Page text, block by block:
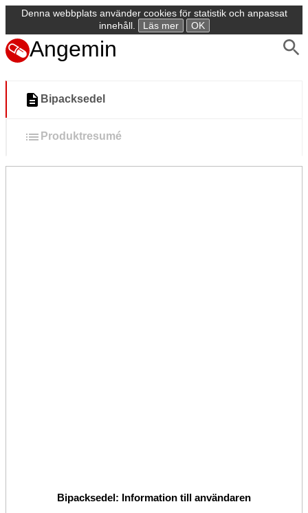
Denna webbplats använder cookies för statistik och anpassat
innehåll.
Läs mer OK
Angemin
Bipacksedel
Produktresumé
Bipacksedel: Information till användaren